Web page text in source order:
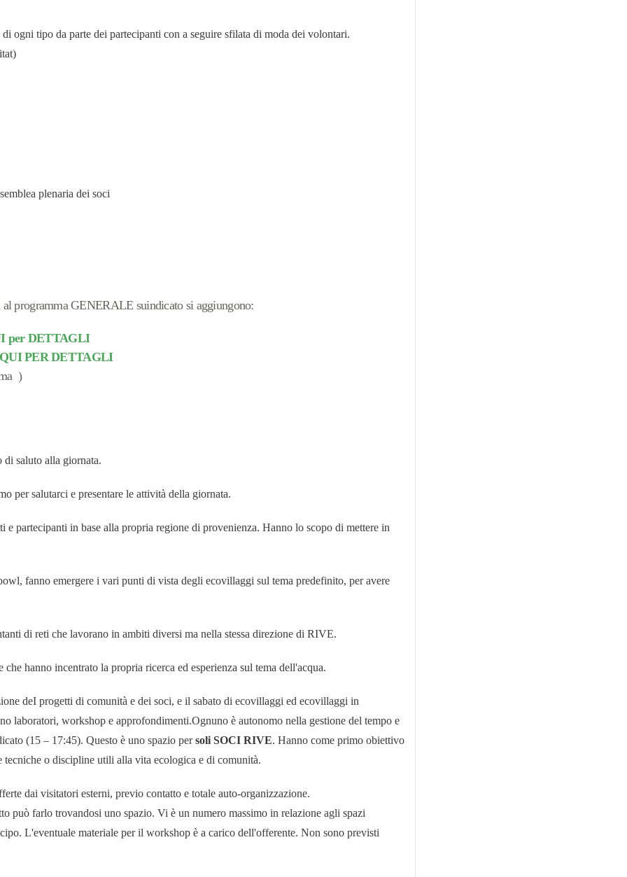
ogni tipo da parte dei partecipanti con a seguire sfilata di moda dei volontari.
plenaria dei soci
programma GENERALE suindicato si aggiungono:
per DETTAGLI
PER DETTAGLI
)
saluto alla giornata.
per salutarci e presentare le attività della giornata.
partecipanti in base alla propria regione di provenienza. Hanno lo scopo di mettere in
fanno emergere i vari punti di vista degli ecovillaggi sul tema predefinito, per avere
di reti che lavorano in ambiti diversi ma nella stessa direzione di RIVE.
hanno incentrato la propria ricerca ed esperienza sul tema dell'acqua.
deI progetti di comunità e dei soci, e il sabato di ecovillaggi ed ecovillaggi in
laboratori, workshop e approfondimenti.Ognuno è autonomo nella gestione del tempo e
(15 – 17:45). Questo è uno spazio persoli SOCI RIVE. Hanno come primo obiettivo
o discipline utili alla vita ecologica e di comunità.
dai visitatori esterni, previo contatto e totale auto-organizzazione.
può farlo trovandosi uno spazio. Vi è un numero massimo in relazione agli spazi
L'eventuale materiale per il workshop è a carico dell'offerente. Non sono previsti